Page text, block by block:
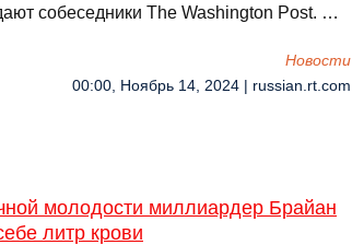
собеседники The Washington Post. …
Новости
00:00, Ноябрь 14, 2024 | russian.rt.com
молодости миллиардер Брайан
литр крови